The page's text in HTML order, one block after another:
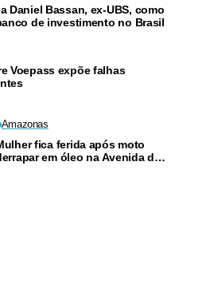
Daniel Bassan, ex-UBS, como
de investimento no Brasil
Voepass expõe falhas
Amazonas
fica ferida após moto
em óleo na Avenida das